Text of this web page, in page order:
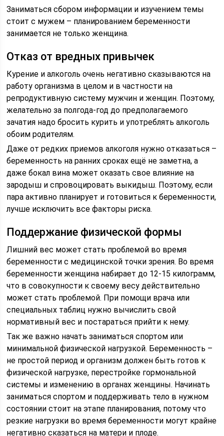
Заниматься сбором информации и изучением темы
стоит с мужем – планированием беременности
занимается не только женщина.
Отказ от вредных привычек
Курение и алкоголь очень негативно сказываются на
работу организма в целом и в частности на
репродуктивную систему мужчин и женщин. Поэтому,
желательно за полгода-год до предполагаемого
зачатия надо бросить курить и употреблять алкоголь
обоим родителям.
Даже от редких приемов алкоголя нужно отказаться –
беременность на ранних сроках ещё не заметна, а
даже бокал вина может оказать свое влияние на
зародыш и спровоцировать выкидыш. Поэтому, если
пара активно планирует и готовиться к беременности,
лучше исключить все факторы риска.
Поддержание физической формы
Лишний вес может стать проблемой во время
беременности с медицинской точки зрения. Во время
беременности женщина набирает до 12-15 килограмм,
что в совокупности к своему весу действительно
может стать проблемой. При помощи врача или
специальных таблиц нужно вычислить свой
нормативный вес и постараться прийти к нему.
Так же важно начать заниматься спортом или
минимальной физической нагрузкой. Беременность –
не простой период и организм должен быть готов к
физической нагрузке, перестройке гормональной
системы и изменению в органах женщины. Начинать
заниматься спортом и поддерживать тело в нужном
состоянии стоит на этапе планирования, потому что
резкие нагрузки во время беременности могут крайне
негативно сказаться на матери и плоде.